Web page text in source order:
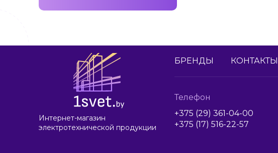
Интернет-магазин
электротехнической продукции
БРЕНДЫ КОНТАКТЫ
Телефон
+375 (29) 361-04-00
+375 (17) 516-22-57